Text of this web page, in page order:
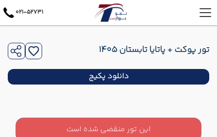
021-52731
تور پوکت + پاتایا تابستان 1405
دانلود پکیج
این تور منقضی شده است